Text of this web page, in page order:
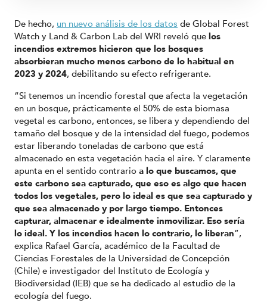
De hecho, un nuevo análisis de los datos de Global Forest
Watch y Land & Carbon Lab del WRI reveló que los
incendios extremos hicieron que los bosques
absorbieran mucho menos carbono de lo habitual en
2023 y 2024, debilitando su efecto refrigerante.
“Si tenemos un incendio forestal que afecta la vegetación
en un bosque, prácticamente el 50% de esta biomasa
vegetal es carbono, entonces, se libera y dependiendo del
tamaño del bosque y de la intensidad del fuego, podemos
estar liberando toneladas de carbono que está
almacenado en esta vegetación hacia el aire. Y claramente
apunta en el sentido contrario a lo que buscamos, que
este carbono sea capturado, que eso es algo que hacen
todos los vegetales, pero lo ideal es que sea capturado y
que sea almacenado y por largo tiempo. Entonces
capturar, almacenar e idealmente inmovilizar. Eso sería
lo ideal. Y los incendios hacen lo contrario, lo liberan”,
explica Rafael García, académico de la Facultad de
Ciencias Forestales de la Universidad de Concepción
(Chile) e investigador del Instituto de Ecología y
Biodiversidad (IEB) que se ha dedicado al estudio de la
ecología del fuego.